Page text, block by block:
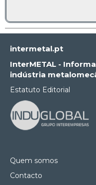
intermetal.pt
InterMETAL -
indústria
Estatuto Editorial
Quem somos
Contacto